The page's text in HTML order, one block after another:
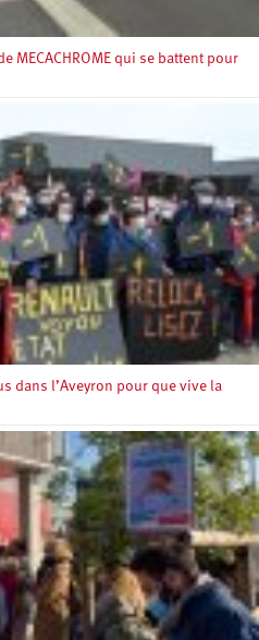
MECACHROME qui se battent pour
dans l’Aveyron pour que vive la